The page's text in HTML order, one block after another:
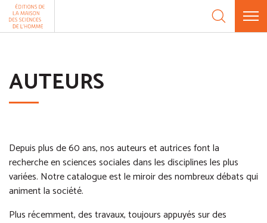
Aller au contenu
AUTEURS
Depuis plus de 60 ans, nos auteurs et autrices font la
recherche en sciences sociales dans les disciplines les plus
variées. Notre catalogue est le miroir des nombreux débats qui
animent la société.
Plus récemment, des travaux, toujours appuyés sur des
Panneau de gestion des cookies